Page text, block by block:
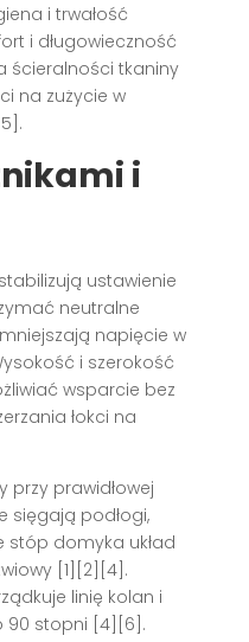
i trwałość
i długowieczność
ścieralności tkaniny
na zużycie w
i
stabilizują ustawienie
neutralne
napięcie w
i szerokość
wsparcie bez
łokci na
przy prawidłowej
sięgają podłogi,
domyka układ
[1][2][4].
linię kolan i
90 stopni [4][6].